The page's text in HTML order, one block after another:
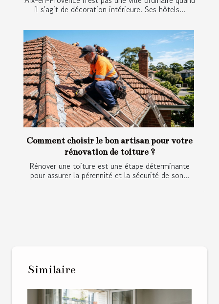
il s'agit de décoration intérieure. Ses hôtels...
Comment choisir le bon artisan pour votre
rénovation de toiture ?
Rénover une toiture est une étape déterminante
pour assurer la pérennité et la sécurité de son...
Similaire